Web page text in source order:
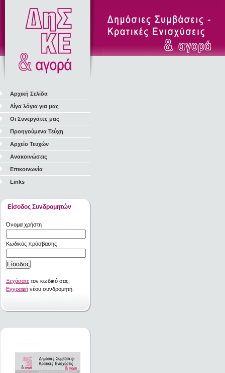
Αρχική Σελίδα
Λίγα λόγια για μας
Οι Συνεργάτες μας
Προηγούμενα Τεύχη
Αρχείο Τευχών
Ανακοινώσεις
Επικοινωνία
Links
Είσοδος Συνδρομητών
Όνομα χρήστη
Κωδικός πρόσβασης
Ξεχάσατε τον κωδικό σας;
Εγγραφή νέου συνδρομητή.